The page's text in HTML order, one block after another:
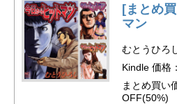
[まとめ
マン
むとうひろ
Kindle 価格
まとめ買い
OFF(50%)